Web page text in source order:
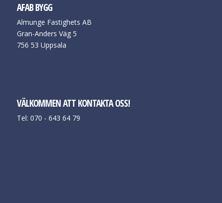
AFAB BYGG
Almunge Fastighets AB
Gran-Anders Väg 5
756 53 Uppsala
VÄLKOMMEN ATT KONTAKTA OSS!
Tel: 070 - 643 64 79